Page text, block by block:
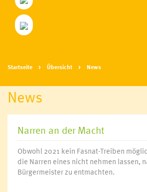
Startseite Übersicht News
News
Narren an der Macht
Obwohl 2021 kein Fasnat-Treiben
die Narren eines nicht nehmen lassen,
Bürgermeister zu entmachten.